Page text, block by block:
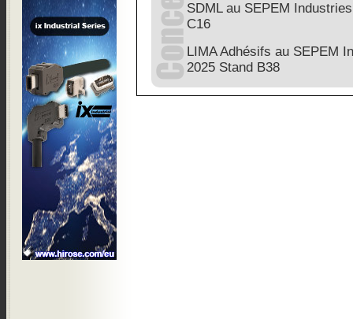
SDML au SEPEM
C16
LIMA Adhésifs au SEPEM
2025 Stand B38